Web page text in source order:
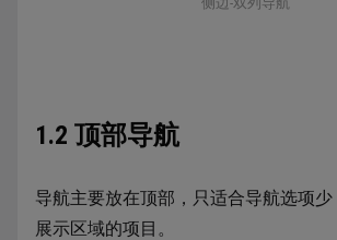
1.2 顶部导航
导航主要放在顶部，只适合导航选项
展示区域的项目。